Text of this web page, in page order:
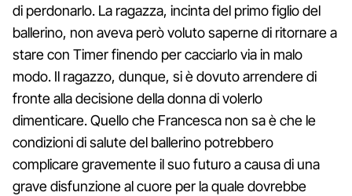
di perdonarlo. La ragazza, incinta del primo figlio del
ballerino, non aveva però voluto saperne di ritornare a
stare con Timer finendo per cacciarlo via in malo
modo. Il ragazzo, dunque, si è dovuto arrendere di
fronte alla decisione della donna di volerlo
dimenticare. Quello che Francesca non sa è che le
condizioni di salute del ballerino potrebbero
complicare gravemente il suo futuro a causa di una
grave disfunzione al cuore per la quale dovrebbe